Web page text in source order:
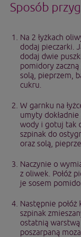
Sposób
Na 2 łyżkach
dodaj pieczarki.
dodaj dwie
pomidory
solą, pieprzem,
cukru.
W garnku na
umyty
wody i gotuj tak
szpinak do
oraz solą,
Naczynie o
z oliwek. Połóż
je sosem
Następnie
szpinak
ostatnią
poszarpaną